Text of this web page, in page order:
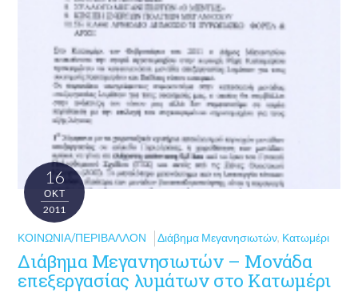
16
ΟΚΤ
2011
ΚΟΙΝΩΝΊΑ/ΠΕΡΙΒΆΛΛΟΝ Διάβημα Μεγανησιωτών, Κατωμέρι
Διάβημα Μεγανησιωτών – Μονάδα
επεξεργασίας λυμάτων στο Κατωμέρι